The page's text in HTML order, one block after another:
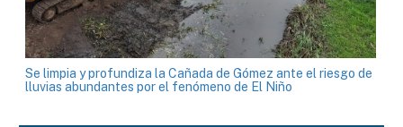
Se limpia y profundiza la Cañada de Gómez ante el riesgo de
lluvias abundantes por el fenómeno de El Niño